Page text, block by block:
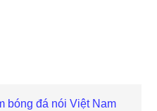
bóng đá nói Việt Nam